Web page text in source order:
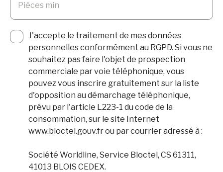
Pièces min
J'accepte le traitement de mes données
personnelles conformément au RGPD. Si vous ne
souhaitez pas faire l'objet de prospection
commerciale par voie téléphonique, vous
pouvez vous inscrire gratuitement sur la liste
d'opposition au démarchage téléphonique,
prévu par l'article L223-1 du code de la
consommation, sur le site Internet
www.bloctel.gouv.fr ou par courrier adressé à :
Société Worldline, Service Bloctel, CS 61311,
41013 BLOIS CEDEX.